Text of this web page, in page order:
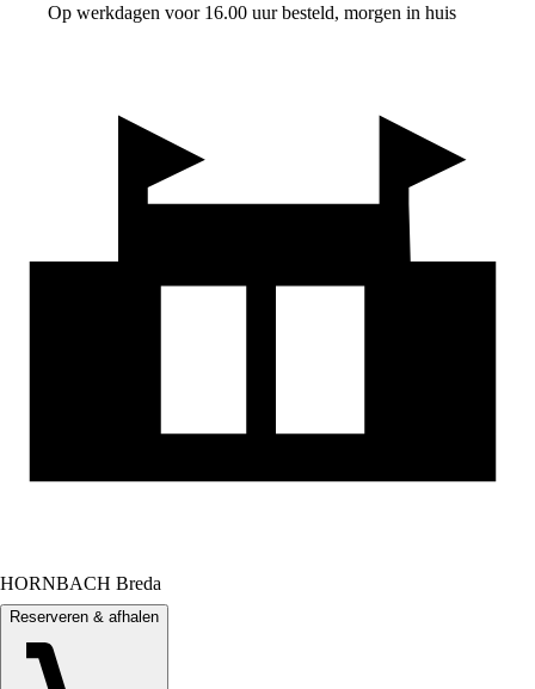
Op werkdagen voor 16.00 uur besteld, morgen in huis
HORNBACH Breda
Reserveren & afhalen